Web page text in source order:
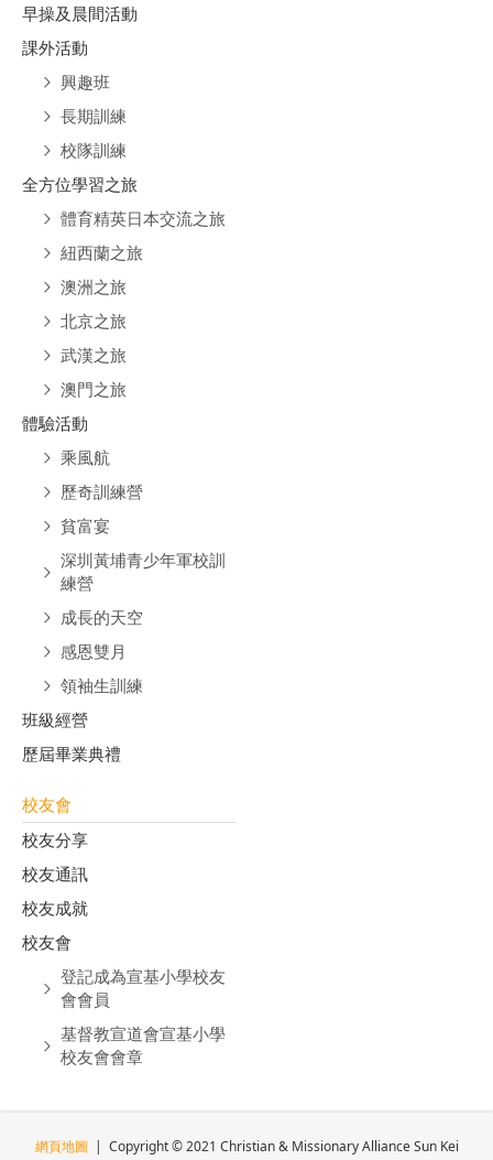
早操及晨間活動
課外活動
興趣班
長期訓練
校隊訓練
全方位學習之旅
體育精英日本交流之旅
紐西蘭之旅
澳洲之旅
北京之旅
武漢之旅
澳門之旅
體驗活動
乘風航
歷奇訓練營
貧富宴
深圳黃埔青少年軍校訓
練營
成長的天空
感恩雙月
領袖生訓練
班級經營
歷屆畢業典禮
校友會
校友分享
校友通訊
校友成就
校友會
登記成為宣基小學校友
會會員
基督教宣道會宣基小學
校友會會章
網頁地圖 | Copyright © 2021 Christian & Missionary Alliance Sun Kei